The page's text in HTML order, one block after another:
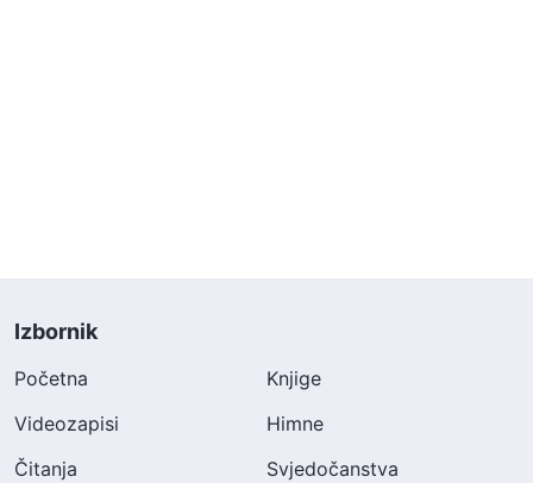
Izbornik
Početna
Knjige
Videozapisi
Himne
Čitanja
Svjedočanstva